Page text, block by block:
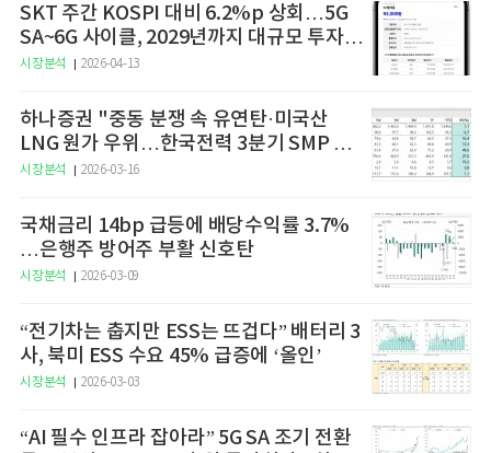
SKT 주간 KOSPI 대비 6.2%p 상회…5G
SA~6G 사이클, 2029년까지 대규모 투자
예고
시장분석 2026-04-13
하나증권 "중동 분쟁 속 유연탄·미국산
LNG 원가 우위…한국전력 3분기 SMP 상
승 전망"
시장분석 2026-03-16
국채금리 14bp 급등에 배당수익률 3.7%
…은행주 방어주 부활 신호탄
시장분석 2026-03-09
“전기차는 춥지만 ESS는 뜨겁다” 배터리 3
사, 북미 ESS 수요 45% 급증에 ‘올인’
시장분석 2026-03-03
“AI 필수 인프라 잡아라” 5G SA 조기 전환